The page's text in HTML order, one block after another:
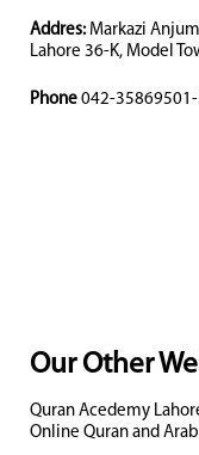
Addres: Markazi
Lahore 36-K, Model
Phone 042-
Our Other
Quran Acedemy
Online Quran and